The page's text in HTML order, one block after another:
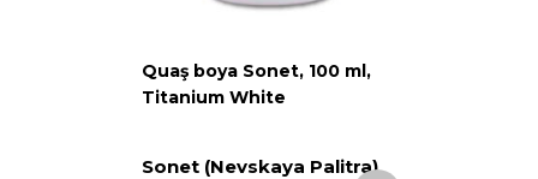
Quaş boya Sonet, 100 ml,
Titanium White
Sonet (Nevskaya Palitra)